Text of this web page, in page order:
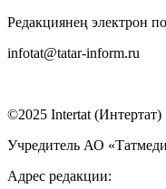
Редакциянең электрон
infotat@tatar-inform.ru
©2025 Intertat (Интертат)
Учредитель АО
Адрес редакции: